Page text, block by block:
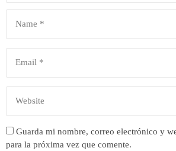
Guarda mi nombre, correo electrónico y
para la próxima vez que comente.